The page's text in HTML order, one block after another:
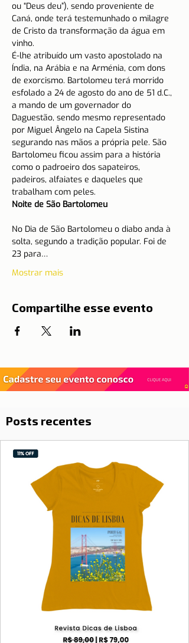
ou “Deus deu”), sendo proveniente de
Caná, onde terá testemunhado o milagre
de Cristo da transformação da água em
vinho.
É-lhe atribuído um vasto apostolado na
Índia, na Arábia e na Arménia, com dons
de exorcismo. Bartolomeu terá morrido
esfolado a 24 de agosto do ano de 51 d.C.,
a mando de um governador do
Daguestão, sendo mesmo representado
por Miguel Ângelo na Capela Sistina
segurando nas mãos a própria pele. São
Bartolomeu ficou assim para a história
como o padroeiro dos sapateiros,
padeiros, alfaiates e daqueles que
trabalham com peles.
Noite de São Bartolomeu
No Dia de São Bartolomeu o diabo anda à
solta, segundo a tradição popular. Foi de
23 para…
Mostrar mais
Compartilhe esse evento
Posts recentes